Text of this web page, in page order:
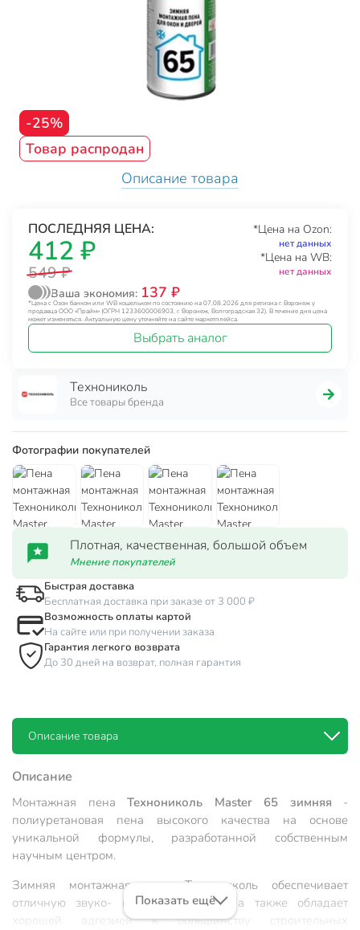
-25%
Товар распродан
Описание товара
ПОСЛЕДНЯЯ ЦЕНА:
412 ₽
549 ₽
*Цена на Ozon:
нет данных
*Цена на WB:
нет данных
Ваша экономия: 137 ₽
*Цена с Озон банком или WB кошельком по состоянию на 07.08.2026 для региона г. Воронеж у
продавца ООО «Прайм» (ОГРН 1233600006903, г. Воронеж, Волгоградская 32). В течение дня цена
может изменяться. Актуальную цену уточняйте на сайте маркетплейса.
Выбрать аналог
Технониколь
Все товары бренда
Фотографии покупателей
Плотная, качественная, большой объем
Мнение покупателей
Быстрая доставка
Бесплатная доставка при заказе от 3 000 ₽
Возможность оплаты картой
На сайте или при получении заказа
Гарантия легкого возврата
До 30 дней на возврат, полная гарантия
Описание товара
Описание
Монтажная пена Технониколь Master 65 зимняя -
полиуретановая пена высокого качества на основе
уникальной формулы, разработанной собственным
научным центром.
Зимняя монтажная пена Технониколь обеспечивает
отличную звуко- и теплоизоляцию, а также обладает
хорошей адгезией к большинству строительных
Показать ещё